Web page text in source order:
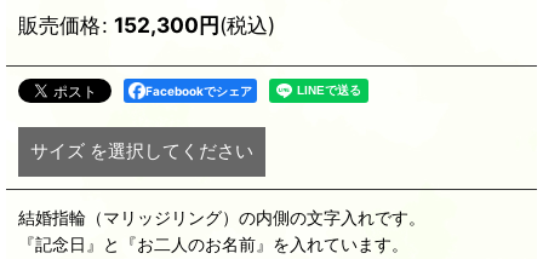
販売価格: 152,300円(税込)
Facebookでシェア
サイズ を選択してください
結婚指輪（マリッジリング）の内側の文字入れです。
『記念日』と『お二人のお名前』を入れています。